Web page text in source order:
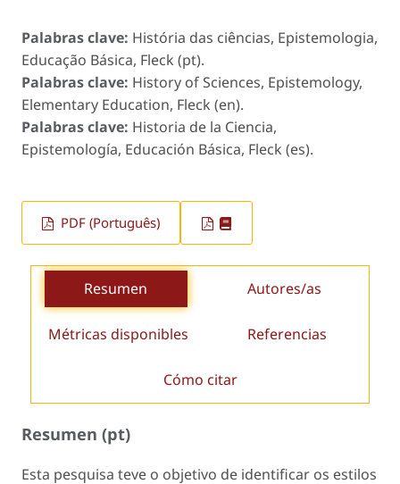
Palabras clave: História das ciências, Epistemologia,
Educação Básica, Fleck (pt).
Palabras clave: History of Sciences, Epistemology,
Elementary Education, Fleck (en).
Palabras clave: Historia de la Ciencia,
Epistemología, Educación Básica, Fleck (es).
PDF (Português)
Resumen Autores/as
Métricas disponibles Referencias
Cómo citar
Resumen (pt)
Esta pesquisa teve o objetivo de identificar os estilos